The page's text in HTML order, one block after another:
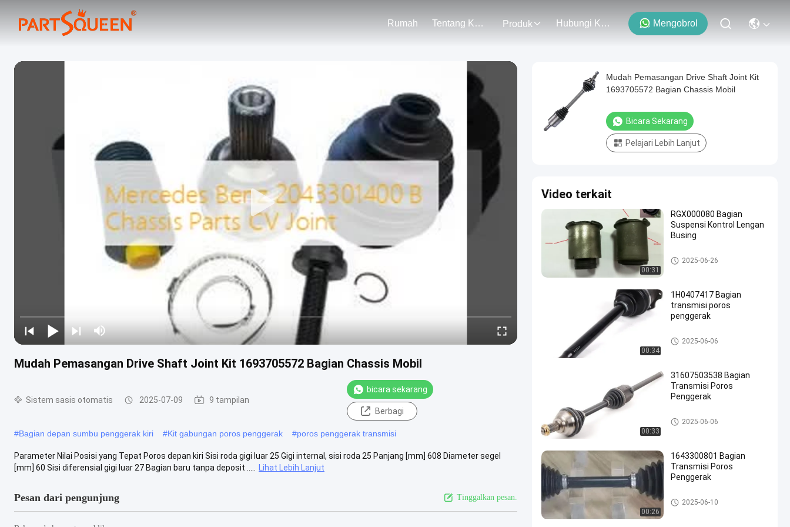
Rumah Tentang Kami Produk Hubungi Kami Mengobrol
Mudah Pemasangan Drive Shaft Joint Kit 1693705572 Bagian Chassis Mobil
Sistem sasis otomatis 2025-07-09 9 tampilan
bicara sekarang
Berbagi
#Bagian depan sumbu penggerak kiri #Kit gabungan poros penggerak #poros penggerak transmisi
Parameter Nilai Posisi yang Tepat Poros depan kiri Sisi roda gigi luar 25 Gigi internal, sisi roda 25 Panjang [mm] 608 Diameter segel
[mm] 60 Sisi diferensial gigi luar 27 Bagian baru tanpa deposit .....
Lihat Lebih Lanjut
Pesan dari pengunjung Tinggalkan pesan.
Mudah Pemasangan Drive Shaft Joint Kit
1693705572 Bagian Chassis Mobil
Bicara Sekarang
Pelajari Lebih Lanjut
Video terkait
00:31
RGX000080 Bagian
Suspensi Kontrol Lengan
Busing
Car Suspension Bushing
2025-06-26
00:34
1H0407417 Bagian
transmisi poros
penggerak
Sistem sasis otomatis
2025-06-06
00:33
31607503538 Bagian
Transmisi Poros
Penggerak
Sistem sasis otomatis
2025-06-06
00:26
1643300801 Bagian
Transmisi Poros
Penggerak
Sistem sasis otomatis
2025-06-10